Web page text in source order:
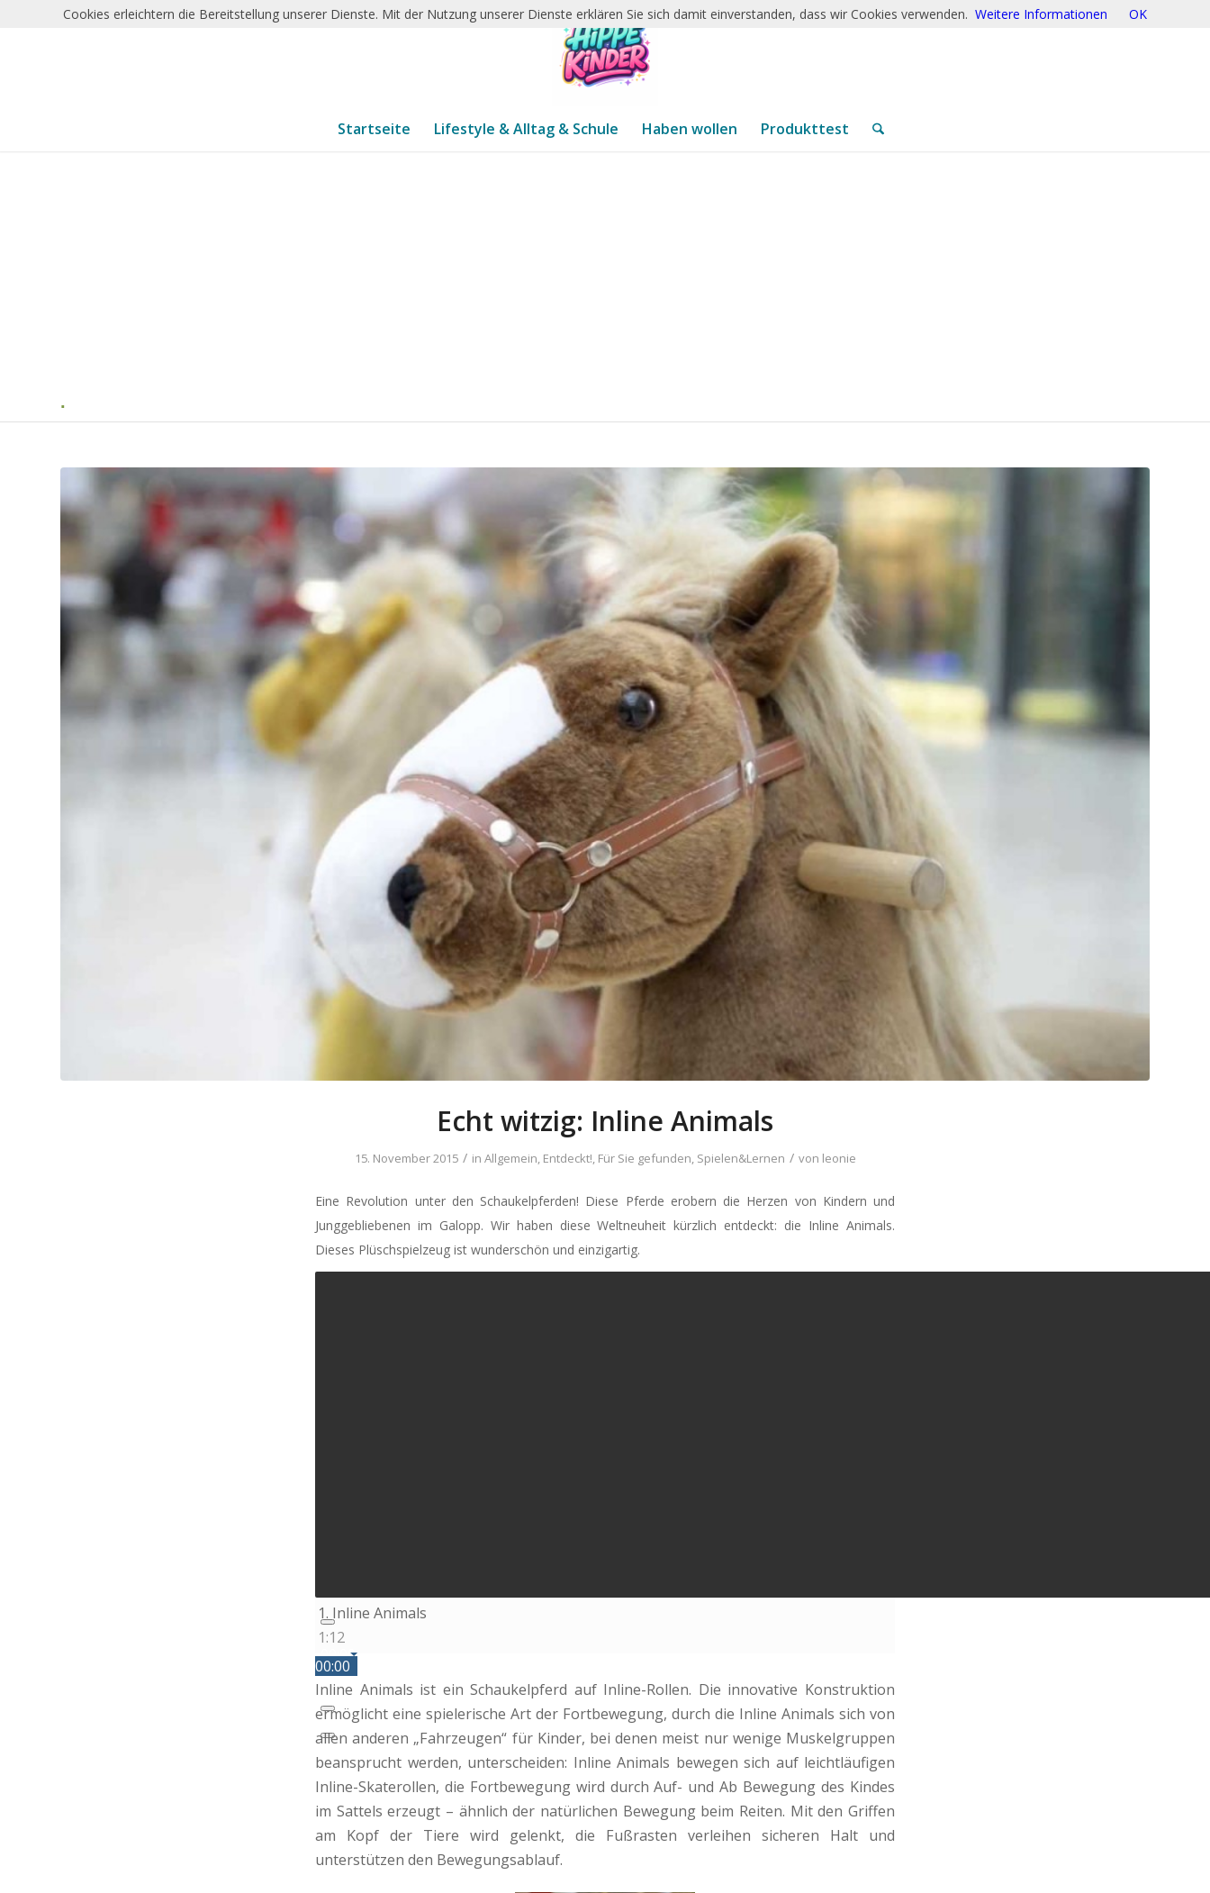
Startseite Lifestyle & Alltag & Schule Haben wollen Produkttest
Echt witzig: Inline Animals
15. November 2015 / in Allgemein, Entdeckt!, Für Sie gefunden, Spielen&Lernen / von leonie
Eine Revolution unter den Schaukelpferden! Diese Pferde erobern die Herzen von Kindern und
Junggebliebenen im Galopp. Wir haben diese Weltneuheit kürzlich entdeckt: die Inline Animals.
Dieses Plüschspielzeug ist wunderschön und einzigartig.
00:00
00:00
00:00
1. Inline Animals
1:12
Inline Animals ist ein Schaukelpferd auf Inline-Rollen. Die innovative Konstruktion
ermöglicht eine spielerische Art der Fortbewegung, durch die Inline Animals sich von
allen anderen „Fahrzeugen“ für Kinder, bei denen meist nur wenige Muskelgruppen
beansprucht werden, unterscheiden: Inline Animals bewegen sich auf leichtläufigen
Inline-Skaterollen, die Fortbewegung wird durch Auf- und Ab Bewegung des Kindes
im Sattels erzeugt – ähnlich der natürlichen Bewegung beim Reiten. Mit den Griffen
am Kopf der Tiere wird gelenkt, die Fußrasten verleihen sicheren Halt und
unterstützen den Bewegungsablauf.
Cookies erleichtern die Bereitstellung unserer Dienste. Mit der Nutzung unserer Dienste erklären Sie sich damit einverstanden, dass wir Cookies verwenden. Weitere Informationen OK